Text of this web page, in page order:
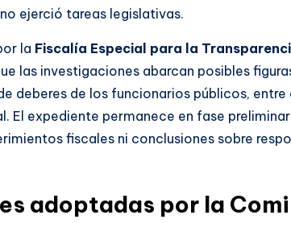
ejerció tareas legislativas.
la Fiscalía Especial para la
las investigaciones abarcan posibles
deberes de los funcionarios públicos,
El expediente permanece en fase
fiscales ni conclusiones sobre
adoptadas por la